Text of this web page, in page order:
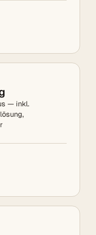
— inkl.